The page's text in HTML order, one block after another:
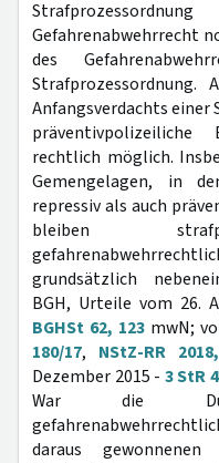
Gefahrenabwehrrecht
des
Strafprozessordnung.
Anfangsverdachts einer
präventivpolizeiliche
rechtlich möglich.
Gemengelagen, in
repressiv als auch
bleiben
grundsätzlich
BGH, Urteile vom 26.
BGHSt 62, 123 mwN;
180/17, NStZ-RR
Dezember 2015 - 3 StR
War die
daraus